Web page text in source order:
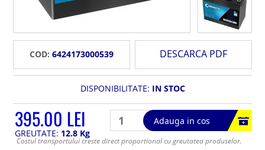
COD: 6424173000539 DESCARCA PDF
DISPONIBILITATE: IN STOC
395.00 LEI
Adauga in cos
GREUTATE: 12.8 Kg
Costul transportului creste direct proportional cu greutatea produselor.